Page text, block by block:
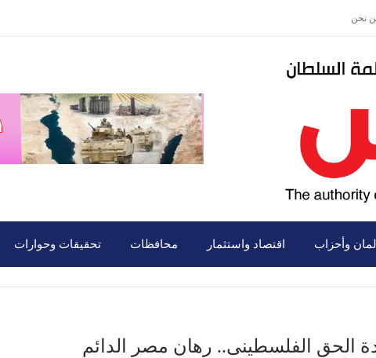
نحن
وأحزاب اقتصاد واستثمار محافظات تحقيقات وحوارات
الحق الفلسطينى.. رهان مصر الدائم